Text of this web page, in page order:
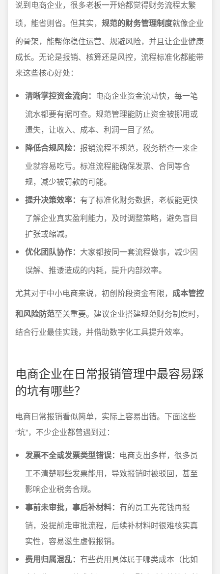
说到电商企业，很多老板一开始都觉得财务流程太繁
琐，能省则省。但其实， 规范的财务管理制度就像企业
的骨架，能帮你稳住运营、规避风险，并且让企业健康
成长。无论是报销、核算还是风控，流程标准化都能带
来这些核心好处：
清晰掌控资金流向： 电商企业资金流动快，每一笔
流水都要有据可查。规范管理能防止资金被挪用或
遗失，让收入、成本、利润一目了然。
降低合规风险： 报销流程不规范，税务稽查一来企
业就容易吃亏。标准流程能确保发票、合同等合
规，减少被罚款的可能。
提升决策效率： 有了标准化财务数据，老板能更快
了解企业真实盈利能力，及时调整策略，避免盲目
扩张或缩减。
优化团队协作： 大家都按同一套流程做事，减少因
误解、推诿造成的内耗，提升内部效率。
尤其对于中小电商来说，初创阶段资金有限， 成本管控
和风险防范至关重要。建议企业搭建规范财务制度时，
结合行业最佳实践，并借助数字化工具提升效率。
电商企业在日常报销管理中最容易踩
的坑有哪些？
电商日常报销看似简单，实际上容易出错。下面这些
“坑”，不少企业都曾遇到过：
发票不全或发票类型错误： 电商支出多样，很多员
工不清楚哪些发票能用，导致报销时被驳回，甚至
影响企业税务合规。
事前未审批，事后补材料： 有的员工先花钱再报
销，没提前走审批流程，后续补材料时很难核实真
实性，容易滋生虚假报销。
费用归属混乱： 有些费用具体属于哪类成本（比如